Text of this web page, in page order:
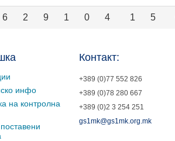
6 2 9 1 0 4 1 5
инфо
на контролна
Контакт:
+389 (0)77 552 826
+389 (0)78 280 667
+389 (0)2 3 254 251
gs1mk@gs1mk.org.mk